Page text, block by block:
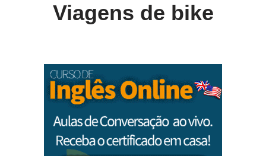
Viagens de bike